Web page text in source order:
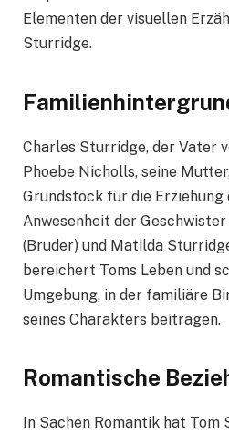
Elementen der visuellen
Sturridge.
Charles Sturridge, der Vater
Phoebe Nicholls, seine
Grundstock für die Erziehung
Anwesenheit der
(Bruder) und Matilda
bereichert Toms Leben und
Umgebung, in der familiäre
seines Charakters beitragen.
Romantische
In Sachen Romantik hat